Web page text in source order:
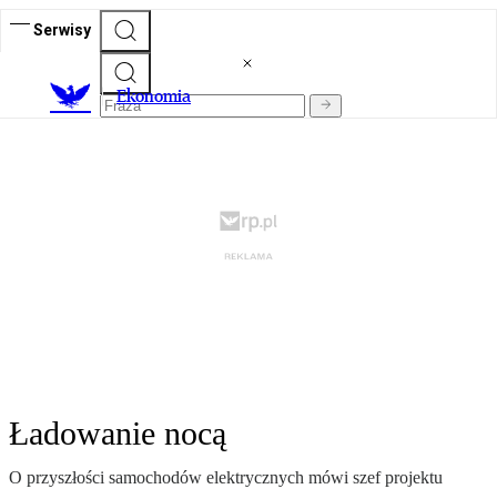
Serwisy
Ekonomia
Ładowanie nocą
O przyszłości samochodów elektrycznych mówi szef projektu